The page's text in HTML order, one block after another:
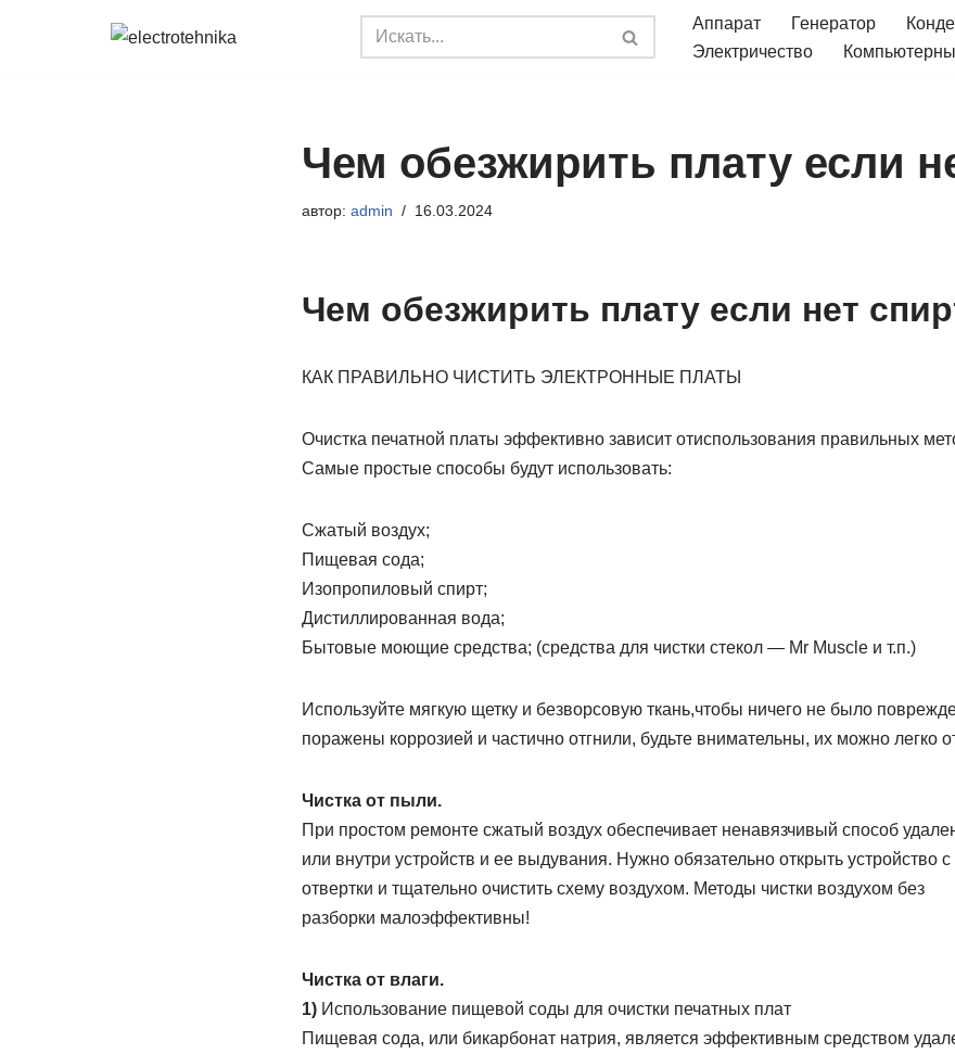
Аппарат Генератор
Электричество
Чем обезжирить плату если
автор: admin 16.03.2024
Чем обезжирить плату если нет
КАК ПРАВИЛЬНО ЧИСТИТЬ ЭЛЕКТРОННЫЕ ПЛАТЫ
Очистка печатной платы эффективно зависит отиспользования правильных
Самые простые способы будут использовать:
Сжатый воздух;
Пищевая сода;
Изопропиловый спирт;
Дистиллированная вода;
Бытовые моющие средства; (средства для чистки стекол — Mr Muscle и т.п.)
Используйте мягкую щетку и безворсовую ткань,чтобы ничего не было
поражены коррозией и частично отгнили, будьте внимательны, их можно легко
Чистка от пыли.
При простом ремонте сжатый воздух обеспечивает ненавязчивый способ
или внутри устройств и ее выдувания. Нужно обязательно открыть устройство
отвертки и тщательно очистить схему воздухом. Методы чистки воздухом без
разборки малоэффективны!
Чистка от влаги.
1)Использование пищевой соды для очистки печатных плат
Пищевая сода, или бикарбонат натрия, является эффективным средством